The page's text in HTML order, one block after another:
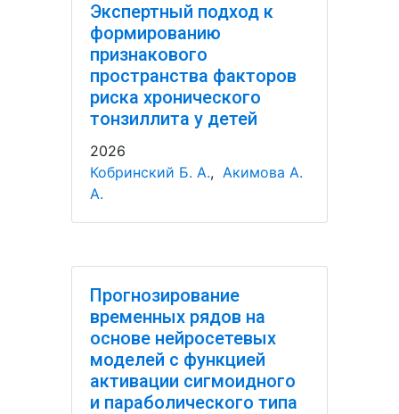
Экспертный подход к
формированию
признакового
пространства факторов
риска хронического
тонзиллита у детей
2026
Кобринский Б. А., Акимова А.
А.
Прогнозирование
временных рядов на
основе нейросетевых
моделей с функцией
активации сигмоидного
и параболического типа